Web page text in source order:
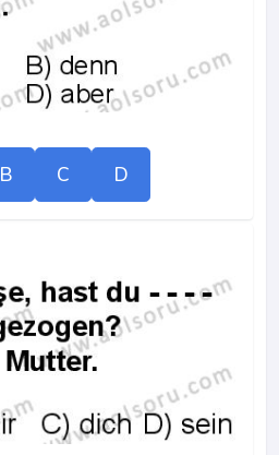
B C D